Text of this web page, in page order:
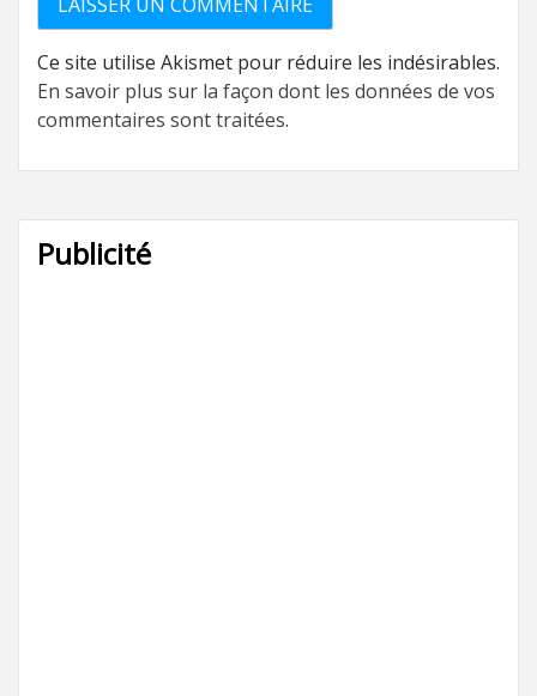
Ce site utilise Akismet pour réduire les indésirables.
En savoir plus sur la façon dont les données de vos
commentaires sont traitées.
Publicité